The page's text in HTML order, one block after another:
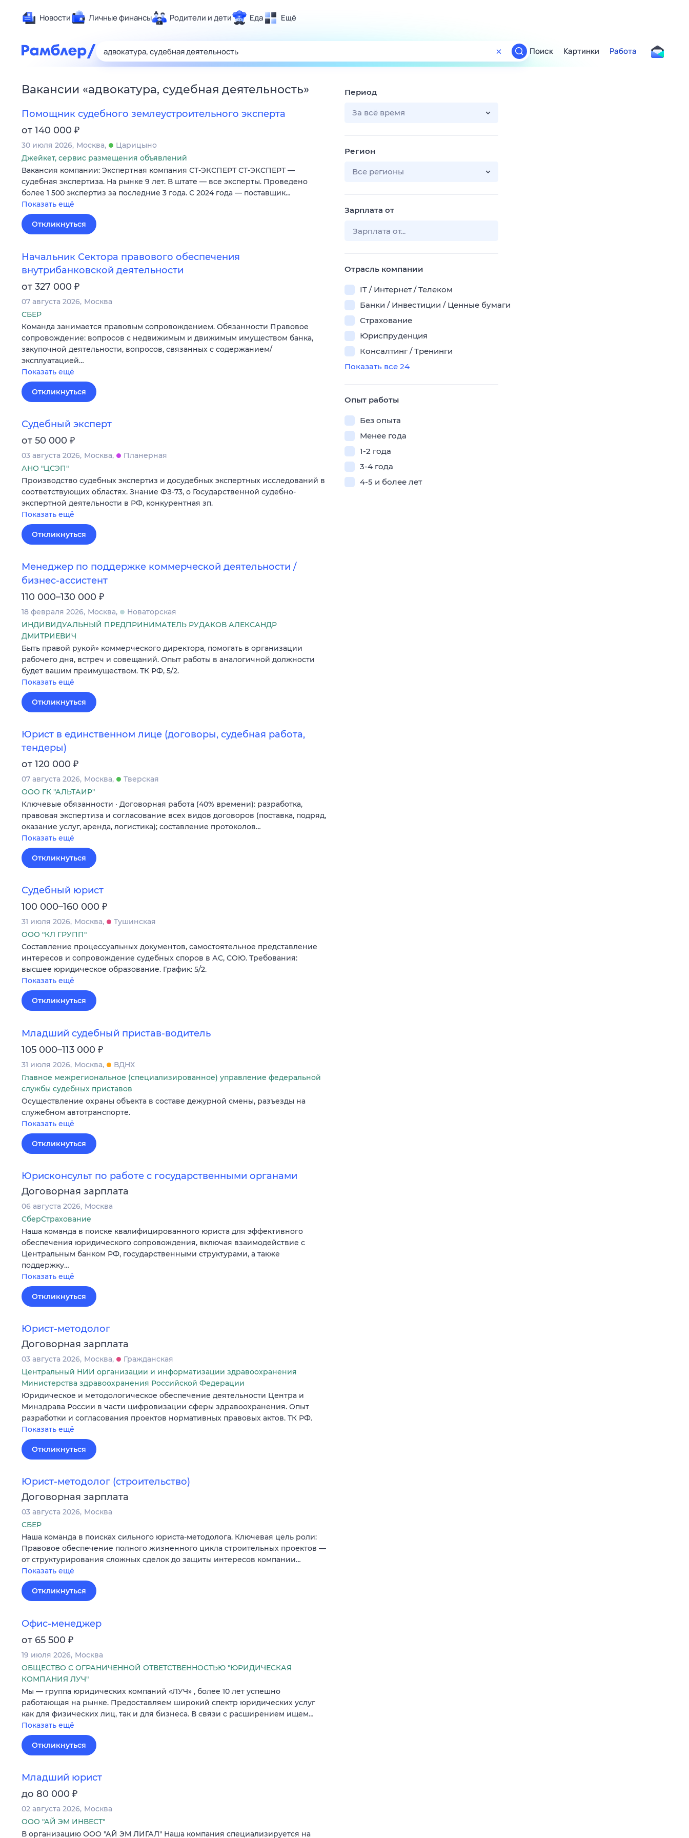
Новости Личные финансы Родители и дети Еда Ещё
Здоровье
Развлечения и отдых
Спорт
Карьера
Сберегаем вместе
Гороскопы
Поиск
ТВ-программа
Поиск Картинки Работа
Вакансии «адвокатура, судебная деятельность»
Помощник судебного землеустроительного эксперта
от 140 000 ₽
30 июля 2026 Москва
Царицыно
Джейкет, сервис размещения объявлений
Вакансия компании: Экспертная компания СТ-ЭКСПЕРТ СТ-ЭКСПЕРТ —
судебная экспертиза. На рынке 9 лет. В штате — все эксперты. Проведено
более 1 500 экспертиз за последние 3 года. С 2024 года — поставщик…
Показать ещё
Откликнуться
Начальник Сектора правового обеспечения
внутрибанковской деятельности
от 327 000 ₽
07 августа 2026 Москва
СБЕР
Команда занимается правовым сопровождением. Обязанности Правовое
сопровождение: вопросов с недвижимым и движимым имуществом банка,
закупочной деятельности, вопросов, связанных с содержанием/
эксплуатацией…
Показать ещё
Откликнуться
Судебный эксперт
от 50 000 ₽
03 августа 2026 Москва
Планерная
АНО "ЦСЭП"
Производство судебных экспертиз и досудебных экспертных исследований в
соответствующих областях. Знание ФЗ-73, о Государственной судебно-
экспертной деятельности в РФ, конкурентная зп.
Показать ещё
Откликнуться
Менеджер по поддержке коммерческой деятельности /
бизнес-ассистент
110 000–130 000 ₽
18 февраля 2026 Москва
Новаторская
ИНДИВИДУАЛЬНЫЙ ПРЕДПРИНИМАТЕЛЬ РУДАКОВ АЛЕКСАНДР
ДМИТРИЕВИЧ
Быть правой рукой» коммерческого директора, помогать в организации
рабочего дня, встреч и совещаний. Опыт работы в аналогичной должности
будет вашим преимуществом. ТК РФ, 5/2.
Показать ещё
Откликнуться
Юрист в единственном лице (договоры, судебная работа,
тендеры)
от 120 000 ₽
07 августа 2026 Москва
Тверская
ООО ГК "АЛЬТАИР"
Ключевые обязанности · Договорная работа (40% времени): разработка,
правовая экспертиза и согласование всех видов договоров (поставка, подряд,
оказание услуг, аренда, логистика); составление протоколов…
Показать ещё
Откликнуться
Судебный юрист
100 000–160 000 ₽
31 июля 2026 Москва
Тушинская
ООО "КЛ ГРУПП"
Составление процессуальных документов, самостоятельное представление
интересов и сопровождение судебных споров в АС, СОЮ. Требования:
высшее юридическое образование. График: 5/2.
Показать ещё
Откликнуться
Младший судебный пристав-водитель
105 000–113 000 ₽
31 июля 2026 Москва
ВДНХ
Главное межрегиональное (специализированное) управление федеральной
службы судебных приставов
Осуществление охраны объекта в составе дежурной смены, разъезды на
служебном автотранспорте.
Показать ещё
Откликнуться
Юрисконсульт по работе с государственными органами
Договорная зарплата
06 августа 2026 Москва
СберСтрахование
Наша команда в поиске квалифицированного юриста для эффективного
обеспечения юридического сопровождения, включая взаимодействие с
Центральным банком РФ, государственными структурами, а также
поддержку…
Показать ещё
Откликнуться
Юрист-методолог
Договорная зарплата
03 августа 2026 Москва
Гражданская
Центральный НИИ организации и информатизации здравоохранения
Министерства здравоохранения Российской Федерации
Юридическое и методологическое обеспечение деятельности Центра и
Минздрава России в части цифровизации сферы здравоохранения. Опыт
разработки и согласования проектов нормативных правовых актов. ТК РФ.
Показать ещё
Откликнуться
Юрист-методолог (строительство)
Договорная зарплата
03 августа 2026 Москва
СБЕР
Наша команда в поисках сильного юриста-методолога. Ключевая цель роли:
Правовое обеспечение полного жизненного цикла строительных проектов —
от структурирования сложных сделок до защиты интересов компании…
Показать ещё
Откликнуться
Офис-менеджер
от 65 500 ₽
19 июля 2026 Москва
ОБЩЕСТВО С ОГРАНИЧЕННОЙ ОТВЕТСТВЕННОСТЬЮ "ЮРИДИЧЕСКАЯ
КОМПАНИЯ ЛУЧ"
Мы — группа юридических компаний «ЛУЧ» , более 10 лет успешно
работающая на рынке. Предоставляем широкий спектр юридических услуг
как для физических лиц, так и для бизнеса. В связи с расширением ищем…
Показать ещё
Откликнуться
Младший юрист
до 80 000 ₽
02 августа 2026 Москва
ООО "АЙ ЭМ ИНВЕСТ"
В организацию ООО "АЙ ЭМ ЛИГАЛ" Наша компания специализируется на
Период
За всё время
Регион
Все регионы
Зарплата от
Отрасль компании
IT / Интернет / Телеком
Банки / Инвестиции / Ценные бумаги
Страхование
Юриспруденция
Консалтинг / Тренинги
Показать все 24
Опыт работы
Без опыта
Менее года
1-2 года
3-4 года
4-5 и более лет